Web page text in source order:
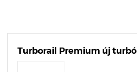
Turborail Premium új turbó